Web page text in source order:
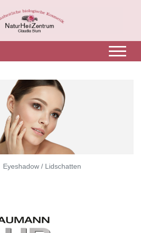
Eyeshadow / Lidschatten